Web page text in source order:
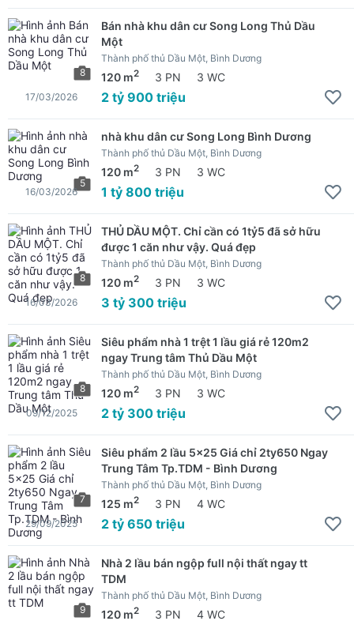
8
Bán nhà khu dân cư Song Long Thủ Dầu
Một
Thành phố thủ Dầu Một, Bình Dương
120 m2 3 PN 3 WC
2 tỷ 900 triệu
17/03/2026
5
nhà khu dân cư Song Long Bình Dương
Thành phố thủ Dầu Một, Bình Dương
120 m2 3 PN 3 WC
1 tỷ 800 triệu
16/03/2026
8
THỦ DẦU MỘT. Chỉ cần có 1tỷ5 đã sở hữu
được 1 căn như vậy. Quá đẹp
Thành phố thủ Dầu Một, Bình Dương
120 m2 3 PN 3 WC
3 tỷ 300 triệu
16/03/2026
8
Siêu phẩm nhà 1 trệt 1 lầu giá rẻ 120m2
ngay Trung tâm Thủ Dầu Một
Thành phố thủ Dầu Một, Bình Dương
120 m2 3 PN 3 WC
2 tỷ 300 triệu
09/12/2025
7
Siêu phẩm 2 lầu 5x25 Giá chỉ 2ty650 Ngay
Trung Tâm Tp.TDM - Bình Dương
Thành phố thủ Dầu Một, Bình Dương
125 m2 3 PN 4 WC
2 tỷ 650 triệu
29/09/2025
9
Nhà 2 lầu bán ngộp full nội thất ngay tt
TDM
Thành phố thủ Dầu Một, Bình Dương
120 m2 3 PN 4 WC